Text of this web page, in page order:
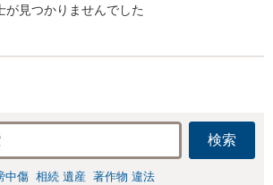
が見つかりませんでした
検索
中傷 相続 遺産 著作物 違法